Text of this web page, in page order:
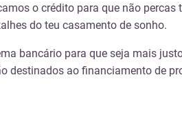
o crédito para que não
do teu casamento de sonho.
bancário para que seja mais
destinados ao financiamento de